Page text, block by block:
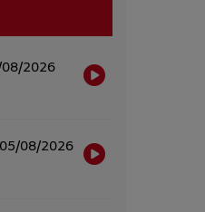
2026
Ma Météo du 05/08/2026